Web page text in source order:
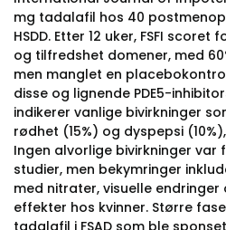
mg tadalafil hos 40
HSDD. Etter 12 uker, FSFI
og tilfredshet domener, med
men manglet en
disse og lignende PDE5-
indikerer vanlige bivirkninger
rødhet (15%) og dyspepsi
Ingen alvorlige bivirkninger var
studier, men bekymringer
med nitrater, visuelle
effekter hos kvinner. Større
tadalafil i FSAD som ble